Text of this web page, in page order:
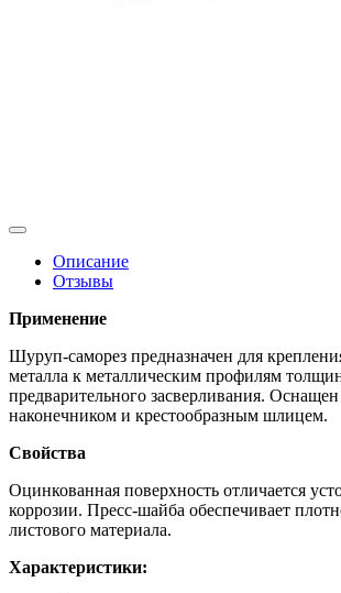
Описание
Отзывы
Применение
Шуруп-саморез предназначен для
металла к металлическим профилям
предварительного засверливания.
наконечником и крестообразным шлицем.
Свойства
Оцинкованная поверхность отличается
коррозии. Пресс-шайба обеспечивает
листового материала.
Характеристики: